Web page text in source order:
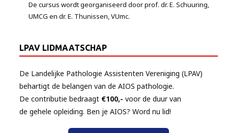
De cursus wordt georganiseerd door prof. dr. E. Schuuring,
UMCG en dr. E. Thunissen, VUmc.
LPAV LIDMAATSCHAP
De Landelijke Pathologie Assistenten Vereniging (LPAV)
behartigt de belangen van de AIOS pathologie.
De contributie bedraagt €100,- voor de duur van
de gehele opleiding. Ben je AIOS? Word nu lid!